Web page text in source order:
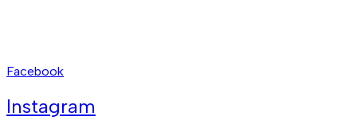
Facebook
Instagram